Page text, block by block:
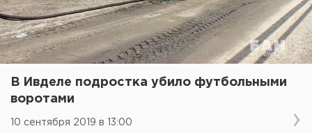
В Ивделе подростка убило футбольными
воротами
10 сентября 2019 в 13:00